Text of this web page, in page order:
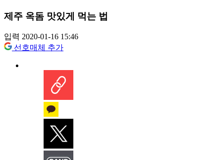
제주 옥돔 맛있게 먹는 법
입력 2020-01-16 15:46
선호매체 추가